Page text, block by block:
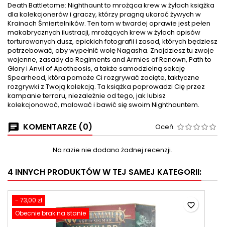
Death Battletome: Nighthaunt to mrożąca krew w żyłach książka
dla kolekcjonerów i graczy, którzy pragną ukarać żywych w
Krainach Śmiertelników. Ten tom w twardej oprawie jest pełen
makabrycznych ilustracji, mrożących krew w żyłach opisów
torturowanych dusz, epickich fotografii i zasad, których będziesz
potrzebować, aby wypełnić wolę Nagasha. Znajdziesz tu zwoje
wojenne, zasady do Regiments and Armies of Renown, Path to
Glory i Anvil of Apotheosis, a także samodzielną sekcję
Spearhead, która pomoże Ci rozgrywać zacięte, taktyczne
rozgrywki z Twoją kolekcją. Ta książka poprowadzi Cię przez
kampanie terroru, niezależnie od tego, jak lubisz
kolekcjonować, malować i bawić się swoim Nighthauntem.
KOMENTARZE (0) Oceń
Na razie nie dodano żadnej recenzji.
4 INNYCH PRODUKTÓW W TEJ SAMEJ KATEGORII:
- 73,00 zł
Obecnie brak na stanie
favorite_border